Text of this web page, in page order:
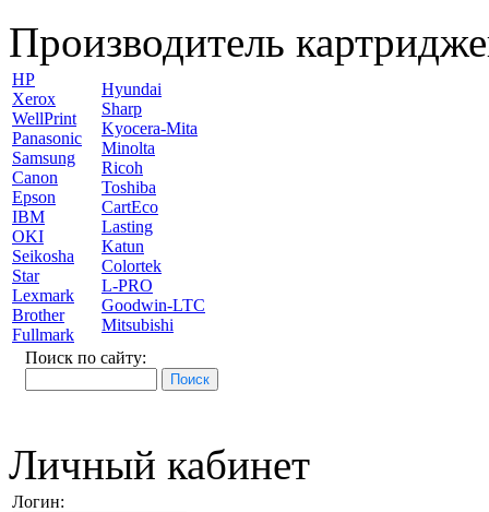
Производитель
HP
Xerox
WellPrint
Panasonic
Samsung
Canon
Epson
IBM
OKI
Seikosha
Star
Lexmark
Brother
Fullmark
Hyundai
Sharp
Kyocera-Mita
Minolta
Ricoh
Toshiba
CartEco
Lasting
Katun
Colortek
L-PRO
Goodwin-LTC
Mitsubishi
Поиск по сайту:
Личный кабинет
Логин: